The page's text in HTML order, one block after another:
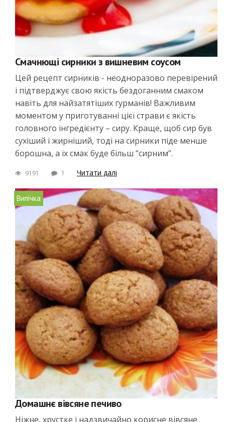
Смачнющі сирники з вишневим соусом
Цей рецепт сирників - неодноразово перевірений
і підтверджує свою якість бездоганним смаком
навіть для найзатятіших гурманів! Важливим
моментом у приготуванні цієї страви є якість
головного інгредієнту – сиру. Краще, щоб сир був
сухіший і жирніший, тоді на сирники піде менше
борошна, а їх смак буде більш “сирним”.
9191 1 Читати далі
Випічка
Домашнє вівсяне печиво
Ніжне, хрустке і надзвичайно корисне вівсяне